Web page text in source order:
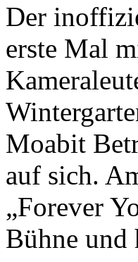
Der
erste Mal
Moabit
auf sich.
„Forever
Bühne und